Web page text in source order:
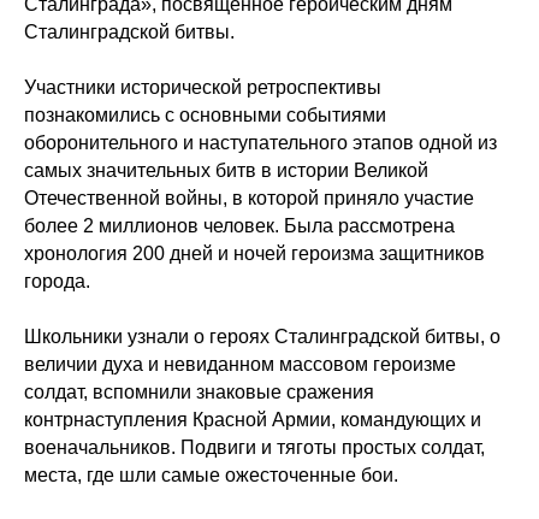
Сталинграда», посвященное героическим дням
Сталинградской битвы.
Участники исторической ретроспективы
познакомились с основными событиями
оборонительного и наступательного этапов одной из
самых значительных битв в истории Великой
Отечественной войны, в которой приняло участие
более 2 миллионов человек. Была рассмотрена
хронология 200 дней и ночей героизма защитников
города.
Школьники узнали о героях Сталинградской битвы, о
величии духа и невиданном массовом героизме
солдат, вспомнили знаковые сражения
контрнаступления Красной Армии, командующих и
военачальников. Подвиги и тяготы простых солдат,
места, где шли самые ожесточенные бои.